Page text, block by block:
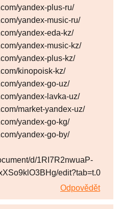
yandex-plus-ru/
yandex-music-ru/
yandex-eda-kz/
yandex-music-kz/
yandex-plus-kz/
kinopoisk-kz/
yandex-go-uz/
yandex-lavka-uz/
market-yandex-uz/
yandex-go-kg/
yandex-go-by/
d/1RI7R2nwuaP-
edit?tab=t.0
Odpovědět